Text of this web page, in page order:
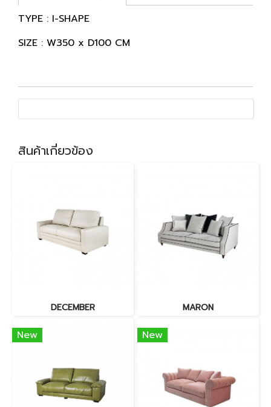
TYPE : I-SHAPE
SIZE : W350 x D100 CM
สินค้าเกี่ยวข้อง
DECEMBER MARON
New New